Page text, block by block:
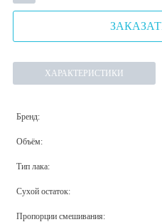
ХАРАКТЕРИСТИКИ
Бренд:
Объём:
Тип лака:
Сухой остаток:
Пропорции смешивания: